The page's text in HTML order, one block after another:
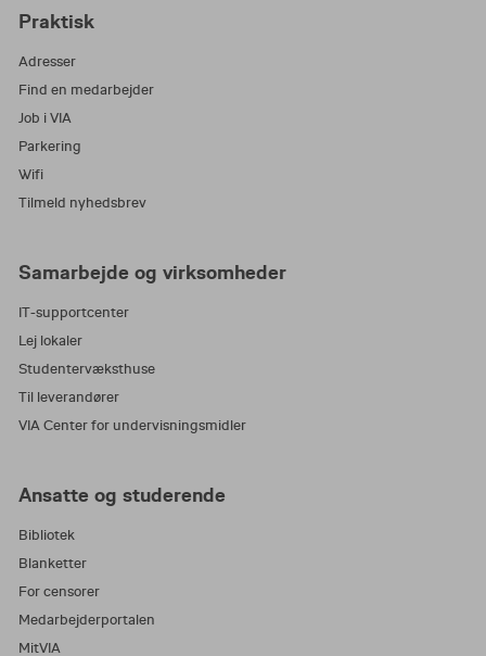
Praktisk
Adresser
Find en medarbejder
Job i VIA
Parkering
Wifi
Tilmeld nyhedsbrev
Samarbejde og virksomheder
IT-supportcenter
Lej lokaler
Studentervæksthuse
Til leverandører
VIA Center for undervisningsmidler
Ansatte og studerende
Bibliotek
Blanketter
For censorer
Medarbejderportalen
MitVIA